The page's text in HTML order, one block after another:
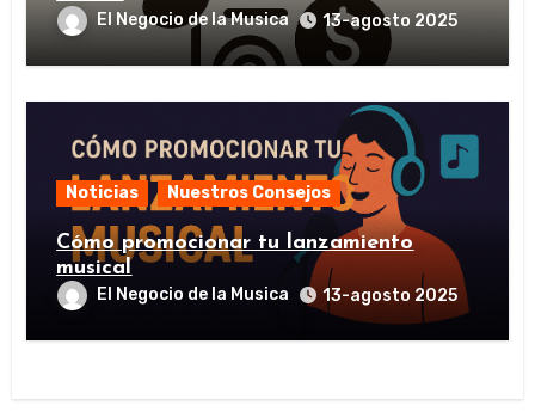
El Negocio de la Musica 13-agosto 2025
Noticias Nuestros Consejos
Cómo promocionar tu lanzamiento
musical
El Negocio de la Musica 13-agosto 2025